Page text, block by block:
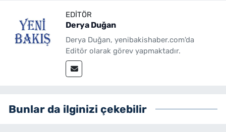
EDITÖR
Derya Duğan
Derya Duğan, yenibakishaber.com'da
Editör olarak görev yapmaktadır.
Bunlar da ilginizi çekebilir